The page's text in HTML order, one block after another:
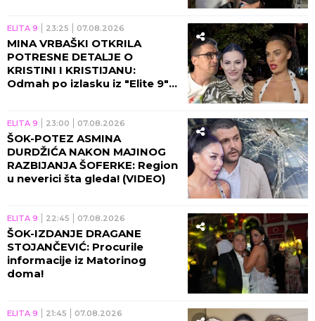
ELITA 9 23:25 07.08.2026
MINA VRBAŠKI OTKRILA
POTRESNE DETALJE O
KRISTINI I KRISTIJANU:
Odmah po izlasku iz "Elite 9"
ELITA 9 23:00 07.08.2026
ŠOK-POTEZ ASMINA
DURDŽIĆA NAKON MAJINOG
RAZBIJANJA ŠOFERKE: Region
u neverici šta gleda! (VIDEO)
ELITA 9 22:45 07.08.2026
ŠOK-IZDANJE DRAGANE
STOJANČEVIĆ: Procurile
informacije iz Matorinog
doma!
ELITA 9 21:45 07.08.2026